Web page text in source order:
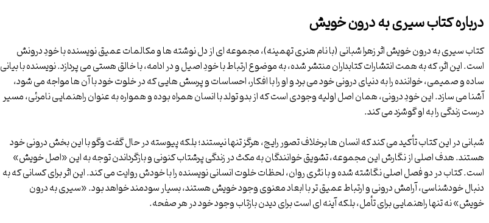
درباره کتاب سیری به درون خویش
کتاب سیری به درون خویش اثر زهرا شبانی (با نام هنری تهمینه)، مجموعه ای از دل نوشته ها و مکالمات عمیق نویسنده با خودِ درونش
است. این اثر، که به همت انتشارات کتابداران منتشر شده، به موضوع ارتباط با خودِ اصیل و در ادامه، با خالق هستی می پردازد. نویسنده با بیانی
ساده و صمیمی، خواننده را به دنیای درونی خود می برد و او را با افکار، احساسات و پرسش هایی که در خلوت خود با آن ها مواجه می شود،
آشنا می سازد. این خودِ درونی، همان اصل اولیه وجودی است که از بدو تولد با انسان همراه بوده و همواره به عنوان راهنمایی نامرئی، مسیر
درست زندگی را به او گوشزد می کند.
شبانی در این کتاب تأکید می کند که انسان ها برخلاف تصور رایج، هرگز تنها نیستند؛ بلکه پیوسته در حال گفت وگو با این بخش درونی خود
هستند. هدف اصلی از نگارش این مجموعه، تشویق خوانندگان به مکث در زندگی پرشتاب کنونی و بازگرداندن توجه به این «اصل خویش»
است. کتاب در دو فصل اصلی نگاشته شده و با نثری روان، لحظات خلوت انسانی نویسنده را با خودش روایت می کند. این اثر برای کسانی که به
دنبال خودشناسی، آرامش درونی و ارتباط عمیق تر با ابعاد معنوی وجود خویش هستند، بسیار سودمند خواهد بود. «سیری به درون
خویش» نه تنها راهنمایی برای تأمل، بلکه آینه ای است برای دیدن بازتاب وجود خود در هر صفحه.